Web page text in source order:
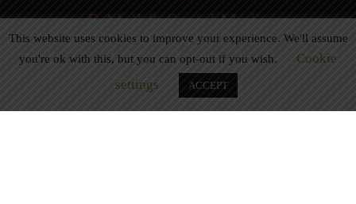
E-Mail & Social Media
E-Mail: info@dai-wok-sushi.de
Like Us On Facebook
This website uses cookies to improve your experience. We'll assume
you're ok with this, but you can opt-out if you wish.
Cookie
settings
ACCEPT